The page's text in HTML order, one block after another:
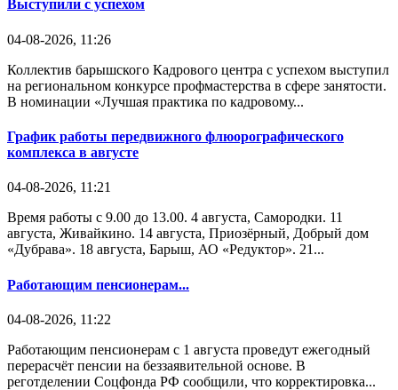
Выступили с успехом
04-08-2026, 11:26
Коллектив барышского Кадрового центра с успехом выступил
на региональном конкурсе профмастерства в сфере занятости.
В номинации «Лучшая практика по кадровому...
График работы передвижного флюорографического
комплекса в августе
04-08-2026, 11:21
Время работы с 9.00 до 13.00. 4 августа, Самородки. 11
августа, Живайкино. 14 августа, Приозёрный, Добрый дом
«Дубрава». 18 августа, Барыш, АО «Редуктор». 21...
Работающим пенсионерам...
04-08-2026, 11:22
Работающим пенсионерам с 1 августа проведут ежегодный
перерасчёт пенсии на беззаявительной основе. В
реготделении Соцфонда РФ сообщили, что корректировка...